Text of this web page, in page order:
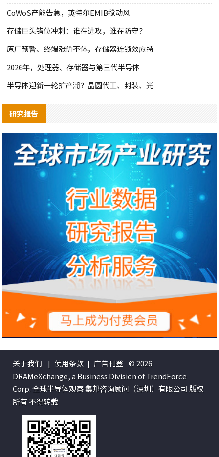
CoWoS产能告急，英特尔EMIB搅动风
存储巨头错位冲刺：谁在进攻，谁在防守？
原厂预警、终端涨价不休，存储器连锁效应持
2026年，处理器、存储器与第三代半导体
半导体迎新一轮扩产潮？晶圆代工、封装、光
研究报告
关于我们 | 使用条款 | 广告刊登 © 2026
DRAMeXchange, a Business Division of TrendForce
Corp. 全球半导体观察 集邦咨询顾问（深圳）有限公司 版权
所有 不得转载